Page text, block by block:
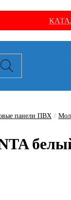
панели ПВХ /